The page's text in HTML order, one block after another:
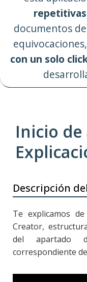
documentos
con un solo
Inicio
Descripción
Te explicamos
Creator,
del apartado
correspondiente